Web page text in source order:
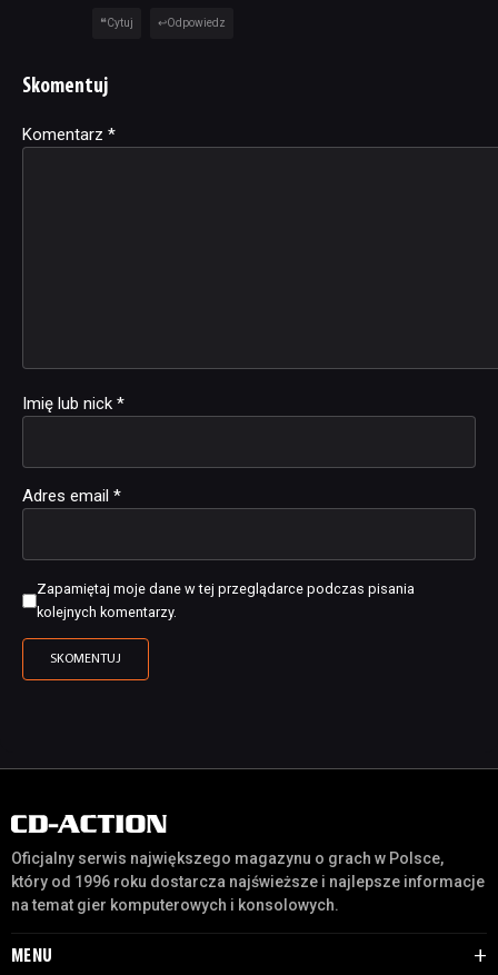
Cytuj Odpowiedz
Skomentuj
Komentarz *
Imię lub nick *
Adres email *
Zapamiętaj moje dane w tej przeglądarce podczas pisania
kolejnych komentarzy.
Alternative:
Oficjalny serwis największego magazynu o grach w Polsce,
który od 1996 roku dostarcza najświeższe i najlepsze informacje
na temat gier komputerowych i konsolowych.
MENU